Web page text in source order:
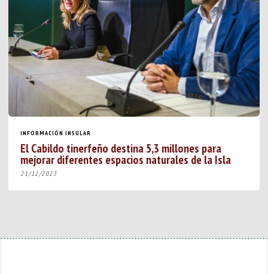
INFORMACIÓN INSULAR
El Cabildo tinerfeño destina 5,3 millones para
mejorar diferentes espacios naturales de la Isla
21/12/2023